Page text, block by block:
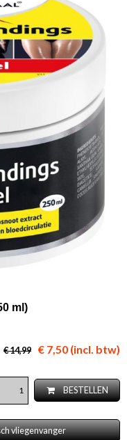
ml)
€ 14,99 € 7,50 (incl. btw)
BESTELLEN
vliegenvanger